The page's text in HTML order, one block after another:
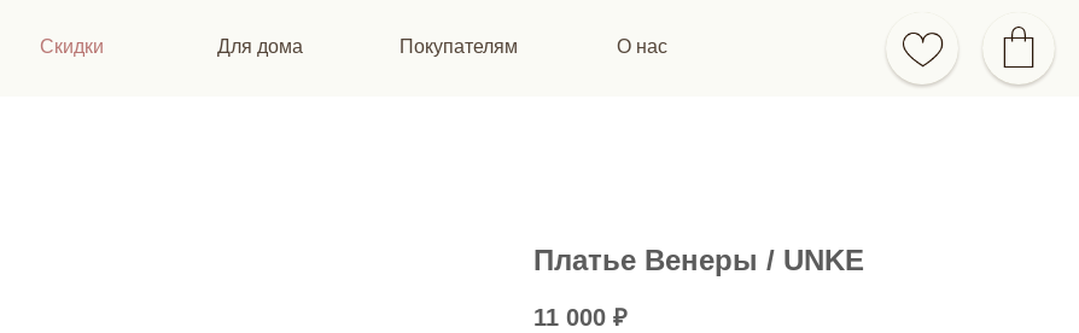
Скидки Покупателям О нас
Для дома
Платье Венеры / UNKE
11 000 ₽